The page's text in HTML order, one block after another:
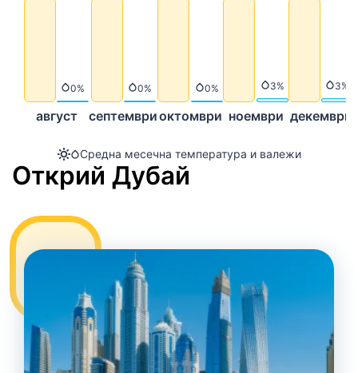
Средна месечна температура и валежи
август
Валежи
0%
септември
Валежи
0%
октомври
Валежи
0%
ноември
Валежи
3%
декември
3%
Открий Дубай